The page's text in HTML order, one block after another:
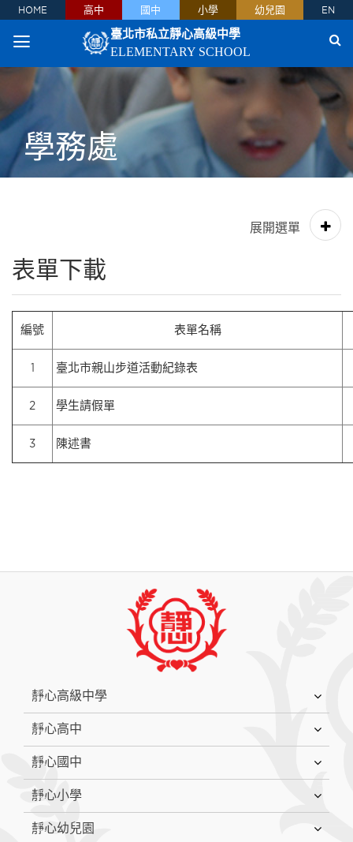
HOME 高中 國中 小學 幼兒園 EN
臺北市私立靜心高級中學
ELEMENTARY SCHOOL
學務處
表單下載
編號 表單名稱
1 臺北市親山步道活動紀錄表
2 學生請假單
3 陳述書
靜心高級中學
靜心高中
靜心國中
靜心小學
靜心幼兒園